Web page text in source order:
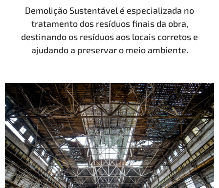
Demolição Sustentável é especializada no
tratamento dos resíduos finais da obra,
destinando os resíduos aos locais corretos e
ajudando a preservar o meio ambiente.